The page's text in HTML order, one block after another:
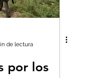
de lectura
por los